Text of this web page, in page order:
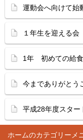
ホーム
運動会へ向けて始
１年生を迎える会
1年 初めての給食
今までありがとう
平成28年度スター